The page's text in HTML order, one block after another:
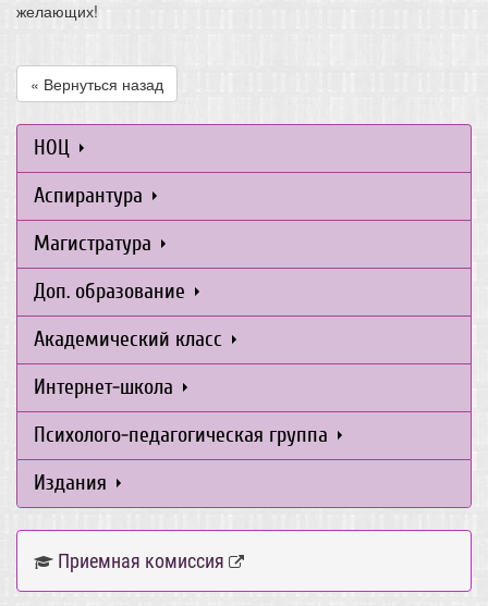
желающих!
« Вернуться назад
НОЦ
Аспирантура
Магистратура
Доп. образование
Академический класс
Интернет-школа
Психолого-педагогическая группа
Издания
Приемная комиссия